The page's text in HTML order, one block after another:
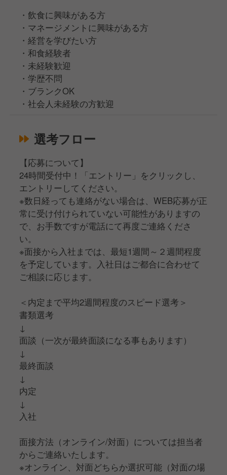
・飲食に興味がある方
・マネージメントに興味がある方
・経営を学びたい方
・和食経験者
・未経験歓迎
・学歴不問
・ブランクOK
・社会人未経験の方歓迎
選考フロー
【応募について】
24時間受付中！「エントリー」をクリックし、
エントリーしてください。
※数日経っても連絡がない場合は、WEB応募が正
常に受け付けられていない可能性がありますの
で、お手数ですが電話にて再度ご連絡くださ
い。
※面接から入社までは、最短1週間～２週間程度
を予定しています。入社日はご都合に合わせて
ご相談に応じます。
＜内定まで平均2週間程度のスピード選考＞
書類選考
↓
面談（一次が最終面談になる事もあります）
↓
最終面談
↓
内定
↓
入社
面接方法（オンライン/対面）については担当者
からご連絡いたします。
※オンライン、対面どちらか選択可能（対面の場